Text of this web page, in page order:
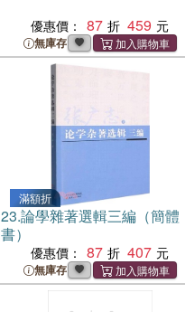
優惠價： 87 459
無庫存
滿額折
23.論學雜著選輯三編（簡體
書）
優惠價： 87 407
無庫存